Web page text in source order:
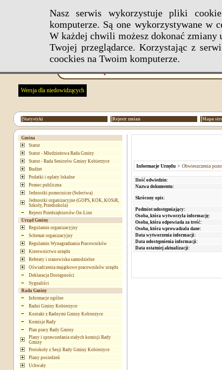
Nasz serwis wykorzystuje pliki
komputerze. Są one wykorzystywane w
W każdej chwili możesz dokonać
Twojej przeglądarce. Korzystając z
coockies na Twoim komputerze.
Wersja dla niedowidzących
Statystyki Rejestr zmian Mapa
Gmina
Statut
Statut - Młodzieżowa Rada Gminy
Statut - Rada Seniorów Gminy Kobierzyce
Budżet
Podatki i opłaty lokalne
Pomoc publiczna
Jednostki pomocnicze (Sołectwa)
Jednostki organizacyjne (GOPS, KOK, KOSiR,
Szkoły, Przedszkola)
Rejestr Przedsiębiorców On-Line
Urząd Gminy
Regulamin organizacyjny
Schemat organizacyjny
Regulamin Wynagradzania Pracowników
Kierownictwo urzędu
Referaty i stanowiska samodzielne
Oświadczenia majątkowe pracowników urzędu
Deklaracja Dostępności
Sygnaliści
Rada Gminy
Informacje ogólne
Radni Gminy Kobierzyce
Kontakt z Radnymi Gminy Kobierzyce
Komisje Rady
Plan pracy Rady Gminy
Plany i sprawozdania stałych komisji Rady
Gminy
Protokoły z Sesji Rady Gminy Kobierzyce
Plany posiedzeń
Uchwały
Informacje Urzędu > Obwieszczenia
Ilość odwiedzin:
Nazwa dokumentu:
Skrócony opis:
Podmiot udostępniający:
Osoba, która wytworzyła informację:
Osoba, która odpowiada za treść:
Osoba, która wprowadzała dane:
Data wytworzenia informacji:
Data udostępnienia informacji:
Data ostatniej aktualizacji: